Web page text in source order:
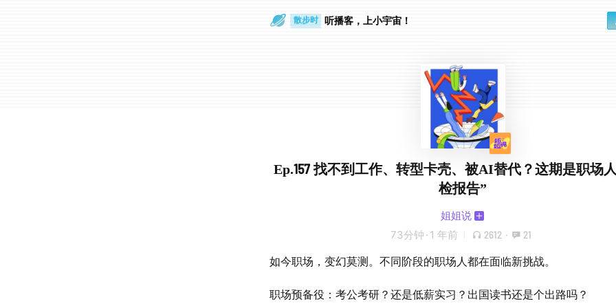
通勤路上 听播客，上小宇宙！
Ep.157 找不到工作、转型卡壳、被AI替代？这期是职场人的“体
检报告”
姐姐说
73分钟 · 1 年前 2612 · 21
如今职场，变幻莫测。不同阶段的职场人都在面临新挑战。
职场预备役：考公考研？还是低薪实习？出国读书还是个出路吗？